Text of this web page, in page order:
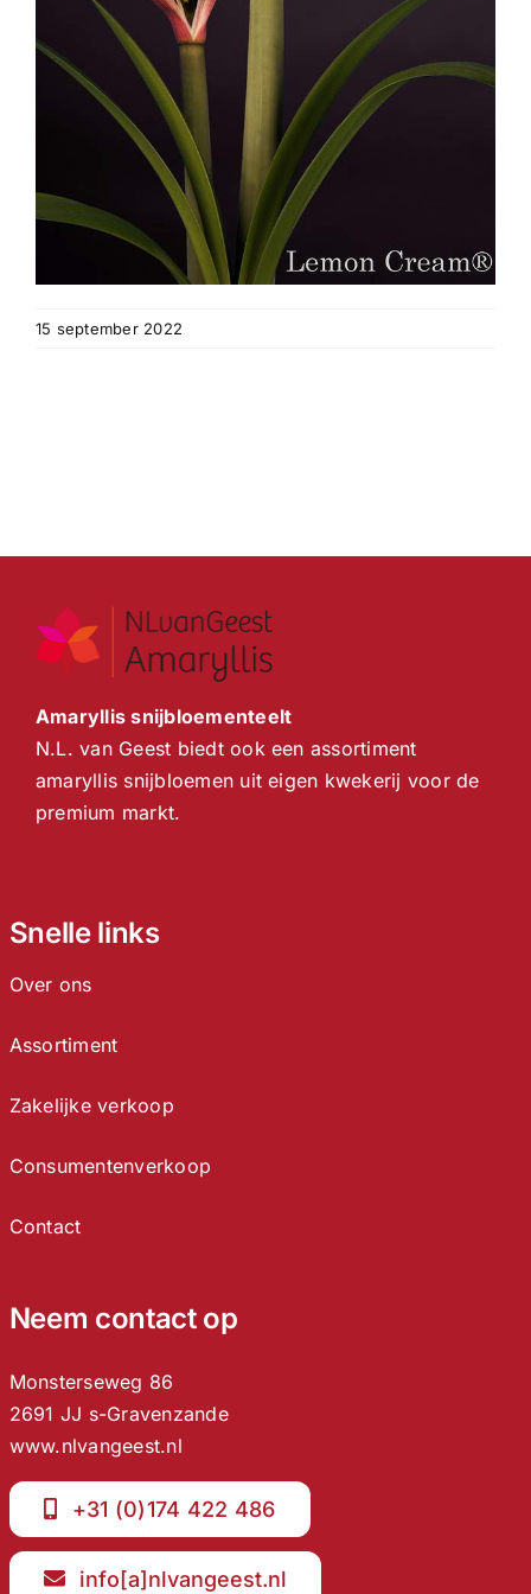
15 september 2022
Amaryllis snijbloementeelt
N.L. van Geest biedt ook een assortiment
amaryllis snijbloemen uit eigen kwekerij voor de
premium markt.
Snelle links
Over ons
Assortiment
Zakelijke verkoop
Consumentenverkoop
Contact
Neem contact op
Monsterseweg 86
2691 JJ s-Gravenzande
www.nlvangeest.nl
+31 (0)174 422 486
info[a]nlvangeest.nl